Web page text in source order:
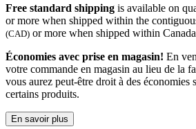
Free standard shipping is available on
or more when shipped within the
(CAD) or more when shipped within
Économies avec prise en magasin! En
votre commande en magasin au lieu de la
vous aurez peut-être droit à des économies
certains produits.
En savoir plus